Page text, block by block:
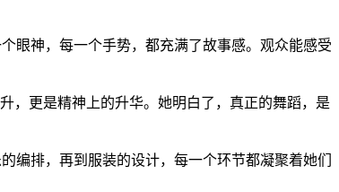
眼神，每一个手势，都充满了故事感。观众能感受
，更是精神上的升华。她明白了，真正的舞蹈，是
编排，再到服装的设计，每一个环节都凝聚着她们